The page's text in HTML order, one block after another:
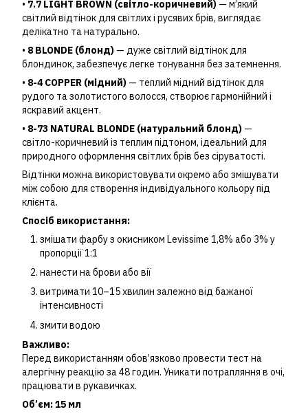
• 7.7 LIGHT BROWN (світло-коричневий) — м’який
світлий відтінок для світлих і русявих брів, виглядає
делікатно та натурально.
• 8 BLONDE (блонд) — дуже світлий відтінок для
блондинок, забезпечує легке тонування без затемнення.
• 8-4 COPPER (мідний) — теплий мідний відтінок для
рудого та золотистого волосся, створює гармонійний і
яскравий акцент.
• 8-73 NATURAL BLONDE (натуральний блонд) —
світло-коричневий із теплим підтоном, ідеальний для
природного оформлення світлих брів без сіруватості.
Відтінки можна використовувати окремо або змішувати
між собою для створення індивідуального кольору під
клієнта.
Спосіб використання:
змішати фарбу з окисником Levissime 1,8% або 3% у
пропорції 1:1
нанести на брови або вії
витримати 10–15 хвилин залежно від бажаної
інтенсивності
змити водою
Важливо:
Перед використанням обов’язково провести тест на
алергічну реакцію за 48 годин. Уникати потрапляння в очі,
працювати в рукавичках.
Об’єм: 15 мл